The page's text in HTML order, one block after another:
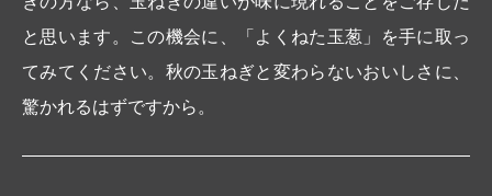
と思います。この機会に、「よくねた玉葱」を手に取っ
てみてください。秋の玉ねぎと変わらないおいしさに、
驚かれるはずですから。